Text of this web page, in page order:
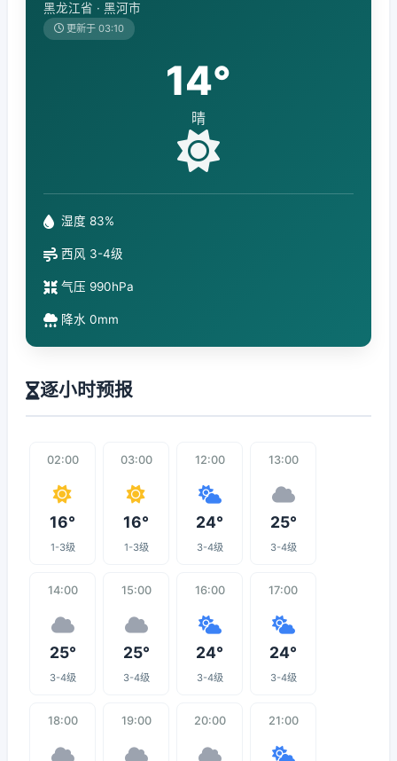
黑龙江省 · 黑河市
更新于 03:10
14°
晴
湿度 83%
西风 3-4级
气压 990hPa
降水 0mm
逐小时预报
02:00
16°
1-3级
03:00
16°
1-3级
12:00
24°
3-4级
13:00
25°
3-4级
14:00
25°
3-4级
15:00
25°
3-4级
16:00
24°
3-4级
17:00
24°
3-4级
18:00 19:00 20:00 21:00